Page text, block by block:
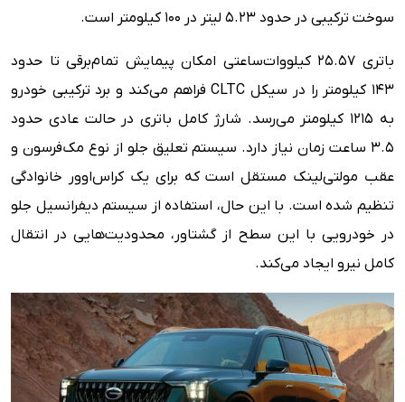
سوخت ترکیبی در حدود ۵.۲۳ لیتر در ۱۰۰ کیلومتر است.
باتری ۲۵.۵۷ کیلووات‌ساعتی امکان پیمایش تمام‌برقی تا حدود
۱۴۳ کیلومتر را در سیکل CLTC فراهم می‌کند و برد ترکیبی خودرو
به ۱۲۱۵ کیلومتر می‌رسد. شارژ کامل باتری در حالت عادی حدود
۳.۵ ساعت زمان نیاز دارد. سیستم تعلیق جلو از نوع مک‌فرسون و
عقب مولتی‌لینک مستقل است که برای یک کراس‌اوور خانوادگی
تنظیم شده است. با این حال، استفاده از سیستم دیفرانسیل جلو
در خودرویی با این سطح از گشتاور، محدودیت‌هایی در انتقال
کامل نیرو ایجاد می‌کند.